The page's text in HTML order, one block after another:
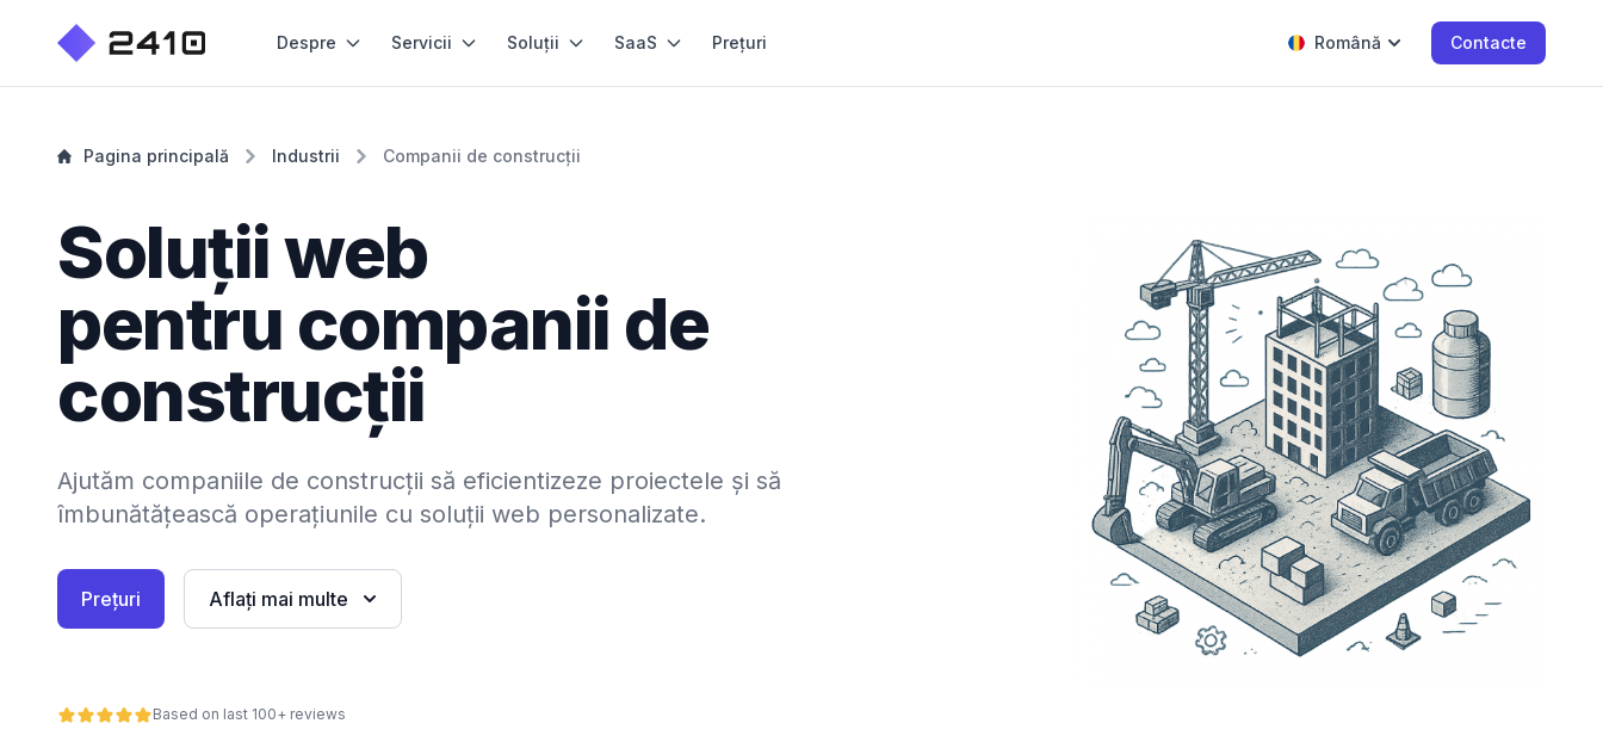
Despre Servicii Soluții SaaS Prețuri Română Contacte
Pagina principală Industrii Companii de construcții
Soluții web
pentru companii de
construcții
Ajutăm companiile de construcții să eficientizeze proiectele și să
îmbunătățească operațiunile cu soluții web personalizate.
Prețuri Aflați mai multe
Based on last 100+ reviews